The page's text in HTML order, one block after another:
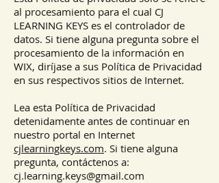
al procesamiento para el cual CJ
LEARNING KEYS es el controlador de
datos. Si tiene alguna pregunta sobre el
procesamiento de la información en
WIX, diríjase a sus Política de Privacidad
en sus respectivos sitios de Internet.
Lea esta Política de Privacidad
detenidamente antes de continuar en
nuestro portal en Internet
cjlearningkeys.com. Si tiene alguna
pregunta, contáctenos a:
cj.learning.keys@gmail.com